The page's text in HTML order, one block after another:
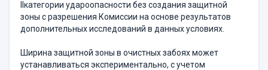
IIкатегории удароопасности без создания защитной
зоны с разрешения Комиссии на основе результатов
дополнительных исследований в данных условиях.
Ширина защитной зоны в очистных забоях может
устанавливаться экспериментально, с учетом